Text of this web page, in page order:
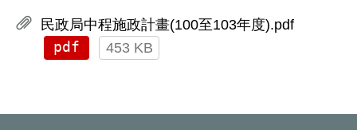
民政局中程施政計畫(100至103年度).pdf
pdf 453 KB